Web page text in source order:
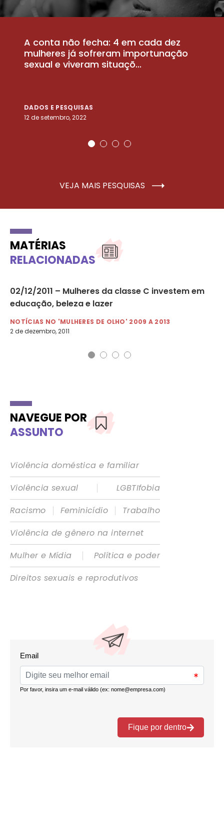
A conta não fecha: 4 em cada dez
mulheres já sofreram importunação
sexual e viveram situaçõ...
DADOS E PESQUISAS
12 de setembro, 2022
VEJA MAIS PESQUISAS
MATÉRIAS
RELACIONADAS
02/12/2011 – Mulheres da classe C investem em
educação, beleza e lazer
NOTÍCIAS NO 'MULHERES DE OLHO' 2009 A 2013
2 de dezembro, 2011
NAVEGUE POR
ASSUNTO
Violência doméstica e familiar
Violência sexual
|
LGBTIfobia
Racismo
| Feminicídio |
Trabalho
Violência de gênero na internet
Mulher e Mídia
|
Política e poder
Direitos sexuais e reprodutivos